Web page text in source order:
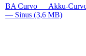
BA Curvo — Akku-
— Sinus (3,6 MB)